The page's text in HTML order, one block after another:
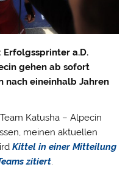
Erfolgssprinter a.D.
gehen ab sofort
nach eineinhalb Jahren
Katusha – Alpecin
meinen aktuellen
Kittel in einer Mitteilung
zitiert.